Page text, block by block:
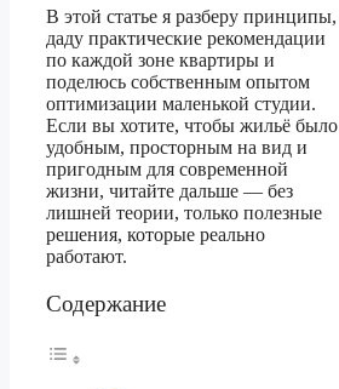
В этой статье я разберу принципы,
даду практические рекомендации
по каждой зоне квартиры и
поделюсь собственным опытом
оптимизации маленькой студии.
Если вы хотите, чтобы жильё было
удобным, просторным на вид и
пригодным для современной
жизни, читайте дальше — без
лишней теории, только полезные
решения, которые реально
работают.
Содержание